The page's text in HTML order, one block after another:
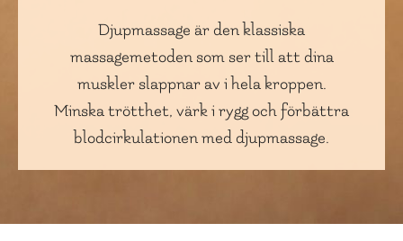
Djupmassage är den klassiska
massagemetoden som ser till att dina
muskler slappnar av i hela kroppen.
Minska trötthet, värk i rygg och förbättra
blodcirkulationen med djupmassage.